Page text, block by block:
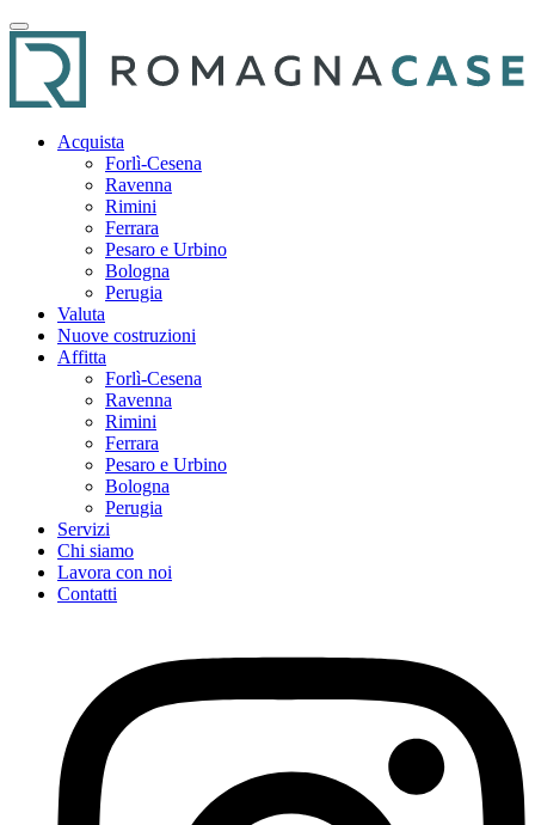
Acquista
Forlì-Cesena
Ravenna
Rimini
Ferrara
Pesaro e Urbino
Bologna
Perugia
Valuta
Nuove costruzioni
Affitta
Forlì-Cesena
Ravenna
Rimini
Ferrara
Pesaro e Urbino
Bologna
Perugia
Servizi
Chi siamo
Lavora con noi
Contatti